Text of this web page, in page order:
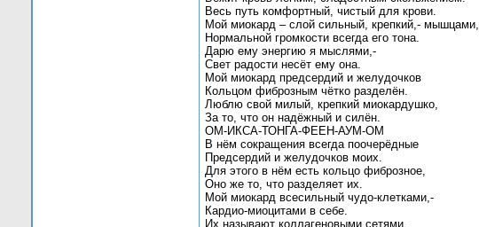
Весь путь комфортный, чистый для крови.
Мой миокард – слой сильный, крепкий,- мышцами,
Нормальной громкости всегда его тона.
Дарю ему энергию я мыслями,-
Свет радости несёт ему она.
Мой миокард предсердий и желудочков
Кольцом фиброзным чётко разделён.
Люблю свой милый, крепкий миокардушко,
За то, что он надёжный и силён.
ОМ-ИКСА-ТОНГА-ФЕЕН-АУМ-ОМ
В нём сокращения всегда поочерёдные
Предсердий и желудочков моих.
Для этого в нём есть кольцо фиброзное,
Оно же то, что разделяет их.
Мой миокард всесильный чудо-клетками,-
Кардио-миоцитами в себе.
Их называют коллагеновыми сетями,